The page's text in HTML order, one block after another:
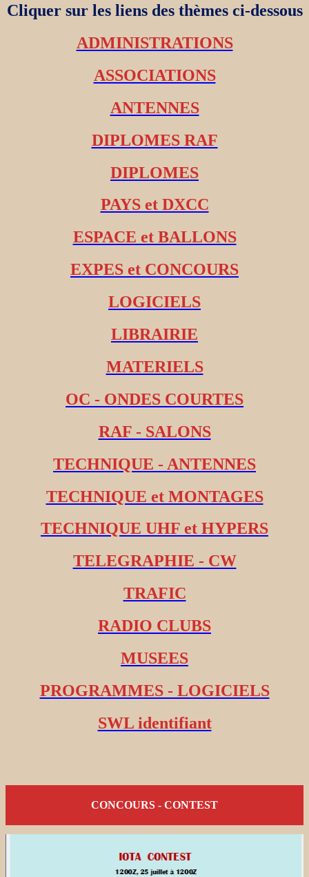
Cliquer sur les liens des thèmes ci-dessous
ADMINISTRATIONS
ASSOCIATIONS
ANTENNES
DIPLOMES RAF
DIPLOMES
PAYS et DXCC
ESPACE et BALLONS
EXPES et CONCOURS
LOGICIELS
LIBRAIRIE
MATERIELS
OC - ONDES COURTES
RAF - SALONS
TECHNIQUE - ANTENNES
TECHNIQUE et MONTAGES
TECHNIQUE UHF et HYPERS
TELEGRAPHIE - CW
TRAFIC
RADIO CLUBS
MUSEES
PROGRAMMES - LOGICIELS
SWL identifiant
CONCOURS - CONTEST